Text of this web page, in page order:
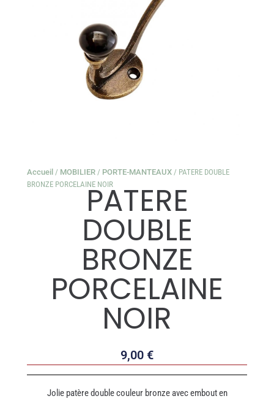
Accueil / MOBILIER / PORTE-MANTEAUX / PATERE DOUBLE
BRONZE PORCELAINE NOIRPATERE
DOUBLE
BRONZE
PORCELAINE
NOIR
9,00 €
Jolie patère double couleur bronze avec embout en